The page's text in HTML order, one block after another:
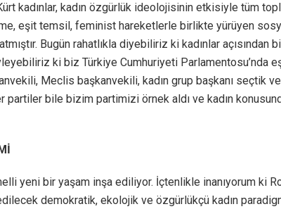
kadınlar, kadın özgürlük ideolojisinin etkisiyle tüm
eşit temsil, feminist hareketlerle birlikte yürüyen
Bugün rahatlıkla diyebiliriz ki kadınlar açısından
ki biz Türkiye Cumhuriyeti Parlamentosu’nda
Meclis başkanvekili, kadın grup başkanı seçtik
bile bizim partimizi örnek aldı ve kadın
yeni bir yaşam inşa ediliyor. İçtenlikle inanıyorum ki
demokratik, ekolojik ve özgürlükçü kadın